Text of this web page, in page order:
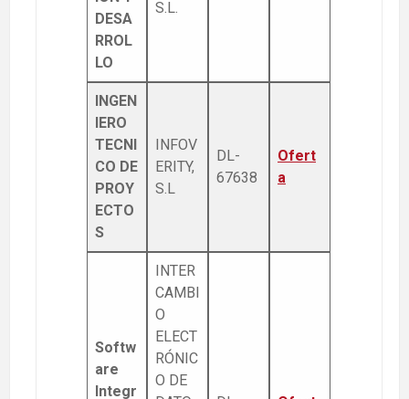
DESA
RROL
LO
S.L.
INGEN
IERO
TECNI
CO DE
PROY
ECTO
S
INFOV
ERITY,
S.L
DL-
67638
Ofert
a
Softw
are
Integr
INTER
CAMBI
O
ELECT
RÓNIC
O DE